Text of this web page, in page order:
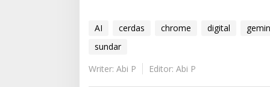
AI cerdas chrome digital
sundar
Writer: Abi P
Editor: Abi P